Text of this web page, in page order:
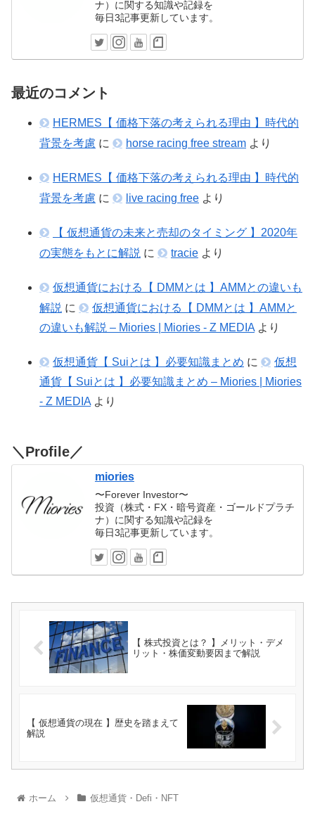
ナ）に関する知識や記録を
毎日3記事更新しています。
最近のコメント
HERMES【 価格下落の考えられる理由 】時代的
背景を考慮 に horse racing free stream より
HERMES【 価格下落の考えられる理由 】時代的
背景を考慮 に live racing free より
【 仮想通貨の未来と売却のタイミング 】2020年
の実態をもとに解説 に tracie より
仮想通貨における【 DMMとは 】AMMとの違いも
解説 に
仮想通貨における【 DMMとは 】AMMと
の違いも解説 – Miories | Miories - Z MEDIA より
仮想通貨【 Suiとは 】必要知識まとめ に
仮想
通貨【 Suiとは 】必要知識まとめ – Miories | Miories
- Z MEDIA より
＼Profile／
miories
〜Forever Investor〜
投資（株式・FX・暗号資産・ゴールドプラチ
ナ）に関する知識や記録を
毎日3記事更新しています。
【 株式投資とは？ 】メリット・デメ
リット・株価変動要因まで解説
【 仮想通貨の現在 】歴史を踏まえて
解説
ホーム 仮想通貨・Defi・NFT